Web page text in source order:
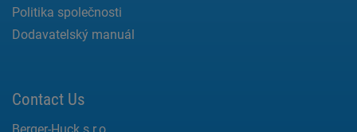
Politika společnosti
Dodavatelský manuál
Contact Us